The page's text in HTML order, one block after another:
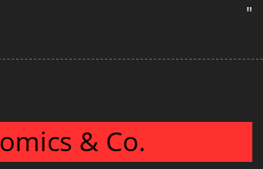
"
& Co.